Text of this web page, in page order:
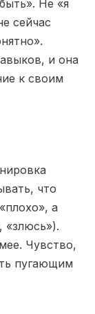
Не «я
сейчас
и она
к своим
что
а
«злюсь»).
Чувство,
пугающим